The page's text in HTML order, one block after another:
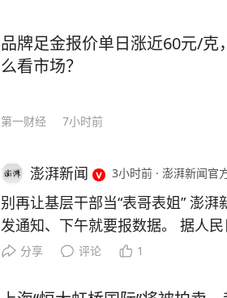
首位。 当然，授人以鱼不如授人以渔。除了技术人才，还有一种更可贵的“文化战
士”。比如李柘远——用自己的方式，为
于一个特殊的家庭环境，自幼父
导下，李柘远改变以前死记硬背
等，把高中三年的知识点牢牢记住。 还有初高中时，李柘远应用“五大记忆法”
习事半功倍： 李柘远在中学背诵《水调歌头》和《相见欢》时，就配合听以这两首词
为蓝本的歌曲《明月几时有》《
李柘远睡前会把MP3放在床头，
绩一直名列前茅，长期稳居年级第一的宝座。 高三时期，李柘
品牌足金报价单日涨近60元/克
么看市场？
第一财经 7小时前
澎湃新闻 3小时前 · 澎湃新闻官
别再让基层干部当“表哥表姐” 澎
发通知、下午就要报数据。 据人民
去年6月，江苏淮安金湖县工信局
随便发通知，需要先经过审核；
分享 评论 1